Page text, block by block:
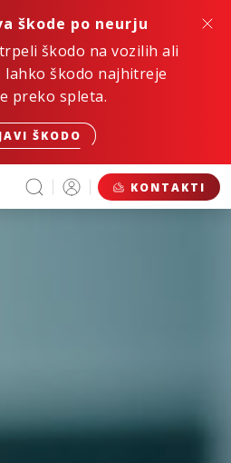
škode po neurju
škodo na vozilih ali
lahko škodo najhitreje
preko spleta.
ŠKODO
KONTAKTI